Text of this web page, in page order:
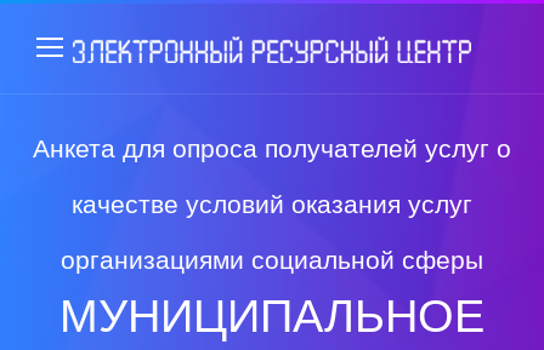
Анкета для опроса получателей услуг о
качестве условий оказания услуг
организациями социальной сферы
МУНИЦИПАЛЬНОЕ